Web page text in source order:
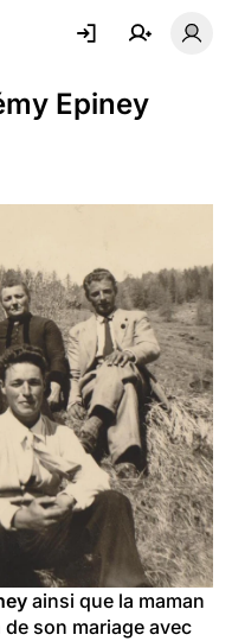
Epiney
ainsi que la maman
son mariage avec